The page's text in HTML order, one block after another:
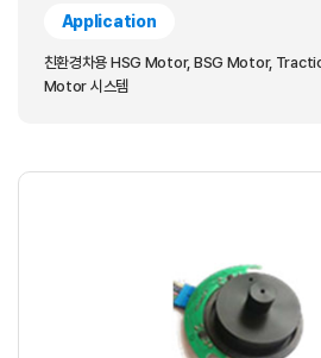
Application
친환경차용 HSG Motor, BSG Motor,
Motor 시스템